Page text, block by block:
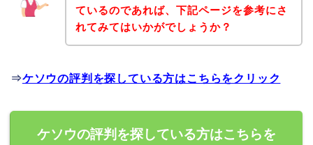
ているのであれば、下記ページを参考にさ
れてみてはいかがでしょうか？
⇒ケソウの評判を探している方はこちらをクリック
ケソウの評判を探している方はこちらを